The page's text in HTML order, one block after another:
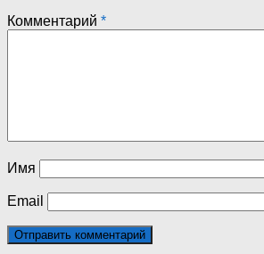
Комментарий *
Имя
Email